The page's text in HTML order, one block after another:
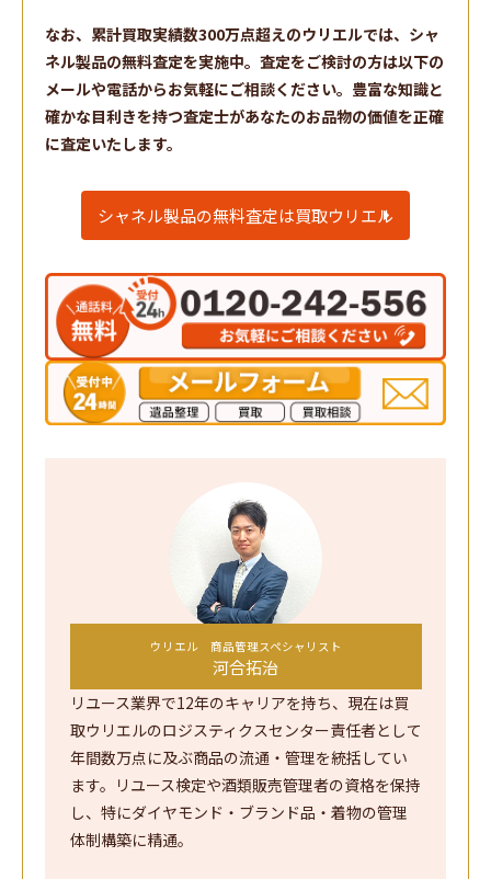
なお、累計買取実績数300万点超えのウリエルでは、シャ
ネル製品の無料査定を実施中。査定をご検討の方は以下の
メールや電話からお気軽にご相談ください。豊富な知識と
確かな目利きを持つ査定士があなたのお品物の価値を正確
に査定いたします。
シャネル製品の無料査定は買取ウリエル
ウリエル 商品管理スペシャリスト
河合拓治
リユース業界で12年のキャリアを持ち、現在は買
取ウリエルのロジスティクスセンター責任者として
年間数万点に及ぶ商品の流通・管理を統括してい
ます。リユース検定や酒類販売管理者の資格を保持
し、特にダイヤモンド・ブランド品・着物の管理
体制構築に精通。